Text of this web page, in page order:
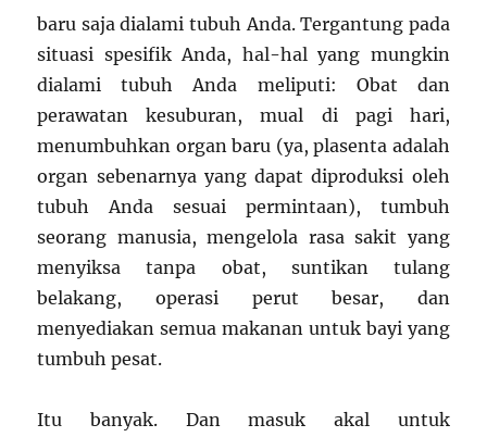
baru saja dialami tubuh Anda. Tergantung pada
situasi spesifik Anda, hal-hal yang mungkin
dialami tubuh Anda meliputi: Obat dan
perawatan kesuburan, mual di pagi hari,
menumbuhkan organ baru (ya, plasenta adalah
organ sebenarnya yang dapat diproduksi oleh
tubuh Anda sesuai permintaan), tumbuh
seorang manusia, mengelola rasa sakit yang
menyiksa tanpa obat, suntikan tulang
belakang, operasi perut besar, dan
menyediakan semua makanan untuk bayi yang
tumbuh pesat.
Itu banyak. Dan masuk akal untuk